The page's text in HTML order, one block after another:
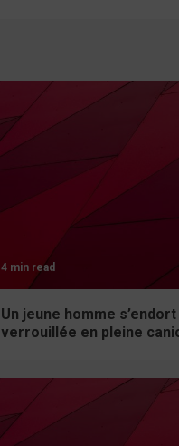
4 min read
Un jeune homme
verrouillée en pleine